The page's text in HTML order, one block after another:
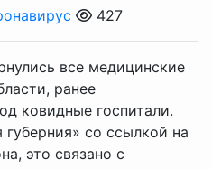
427
все медицинские
ранее
ковидные госпитали.
со ссылкой на
это связано с